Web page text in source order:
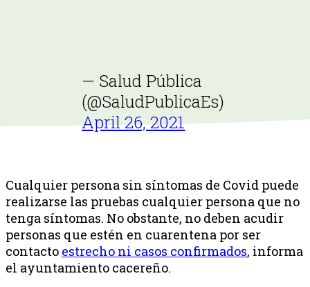
— Salud Pública
(@SaludPublicaEs)
April 26, 2021
Cualquier persona sin síntomas de Covid puede
realizarse las pruebas cualquier persona que no
tenga síntomas. No obstante, no deben acudir
personas que estén en cuarentena por ser
contacto estrecho ni casos confirmados, informa
el ayuntamiento cacereño.